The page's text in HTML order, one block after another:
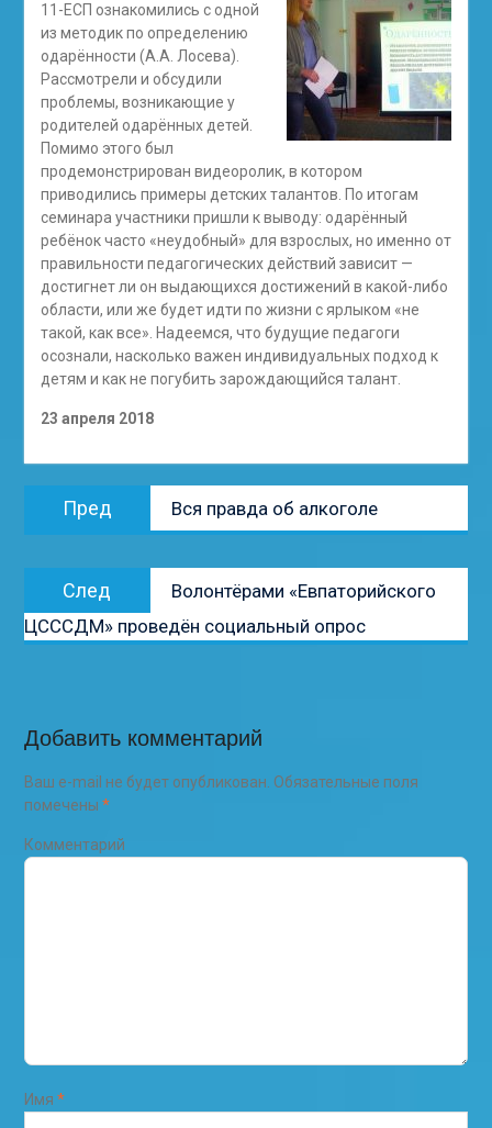
11-ЕСП ознакомились с одной
из методик по определению
одарённости (А.А. Лосева).
Рассмотрели и обсудили
проблемы, возникающие у
родителей одарённых детей.
Помимо этого был
продемонстрирован видеоролик, в котором
приводились примеры детских талантов. По итогам
семинара участники пришли к выводу: одарённый
ребёнок часто «неудобный» для взрослых, но именно от
правильности педагогических действий зависит —
достигнет ли он выдающихся достижений в какой-либо
области, или же будет идти по жизни с ярлыком «не
такой, как все». Надеемся, что будущие педагоги
осознали, насколько важен индивидуальных подход к
детям и как не погубить зарождающийся талант.
23 апреля 2018
Навигация
Пред
Предыдущая
запись:
Вся правда об алкоголе
След
Следующая
запись:
Волонтёрами «Евпаторийского
ЦСССДМ» проведён социальный опрос
Добавить комментарий
Ваш e-mail не будет опубликован. Обязательные поля
помечены *
Комментарий
Имя *